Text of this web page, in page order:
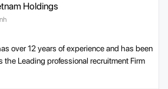
Holdings
over 12 years of experience and has been
the Leading professional recruitment Firm